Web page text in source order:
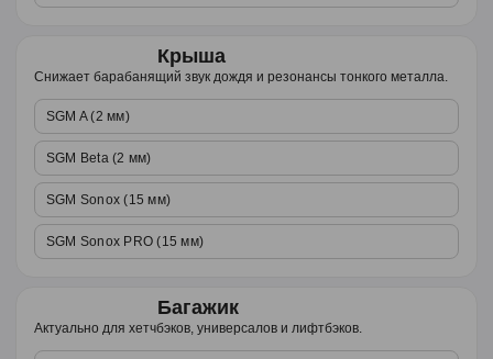
Крыша
Снижает барабанящий звук дождя и резонансы тонкого металла.
SGM A (2 мм)
SGM Beta (2 мм)
SGM Sonox (15 мм)
SGM Sonox PRO (15 мм)
Багажик
Актуально для хетчбэков, универсалов и лифтбэков.